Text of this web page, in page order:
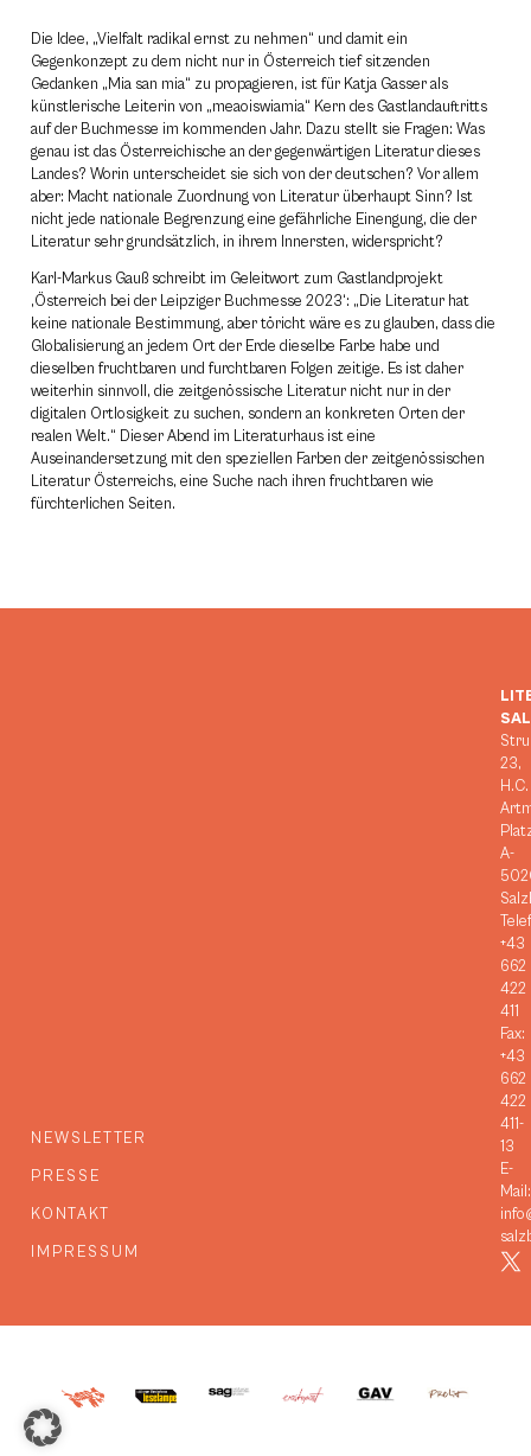
Die Idee, „Vielfalt radikal ernst zu nehmen“ und damit ein
Gegenkonzept zu dem nicht nur in Österreich tief sitzenden
Gedanken „Mia san mia“ zu propagieren, ist für Katja Gasser als
künstlerische Leiterin von „meaoiswiamia“ Kern des Gastlandauftritts
auf der Buchmesse im kommenden Jahr. Dazu stellt sie Fragen: Was
genau ist das Österreichische an der gegenwärtigen Literatur dieses
Landes? Worin unterscheidet sie sich von der deutschen? Vor allem
aber: Macht nationale Zuordnung von Literatur überhaupt Sinn? Ist
nicht jede nationale Begrenzung eine gefährliche Einengung, die der
Literatur sehr grundsätzlich, in ihrem Innersten, widerspricht?
Karl-Markus Gauß schreibt im Geleitwort zum Gastlandprojekt
‚Österreich bei der Leipziger Buchmesse 2023‘: „Die Literatur hat
keine nationale Bestimmung, aber töricht wäre es zu glauben, dass die
Globalisierung an jedem Ort der Erde dieselbe Farbe habe und
dieselben fruchtbaren und furchtbaren Folgen zeitige. Es ist daher
weiterhin sinnvoll, die zeitgenössische Literatur nicht nur in der
digitalen Ortlosigkeit zu suchen, sondern an konkreten Orten der
realen Welt.“ Dieser Abend im Literaturhaus ist eine
Auseinandersetzung mit den speziellen Farben der zeitgenössischen
Literatur Österreichs, eine Suche nach ihren fruchtbaren wie
fürchterlichen Seiten.
NEWSLETTER
PRESSE
KONTAKT
IMPRESSUM
23,
H.C.
A-
+43
662
422
411
Fax:
+43
662
422
411-
13
E-
Mail: